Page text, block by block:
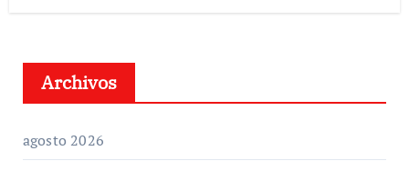
Archivos
agosto 2026